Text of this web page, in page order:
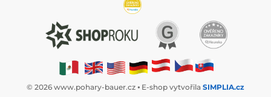
© 2026 www.pohary-bauer.cz ⦁ E-shop vytvořila SIMPLIA.cz